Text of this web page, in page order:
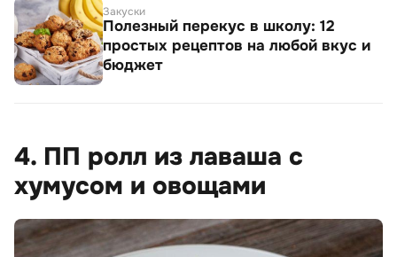
Закуски
Полезный перекус в школу: 12
простых рецептов на любой вкус и
бюджет
4. ПП ролл из лаваша с
хумусом и овощами